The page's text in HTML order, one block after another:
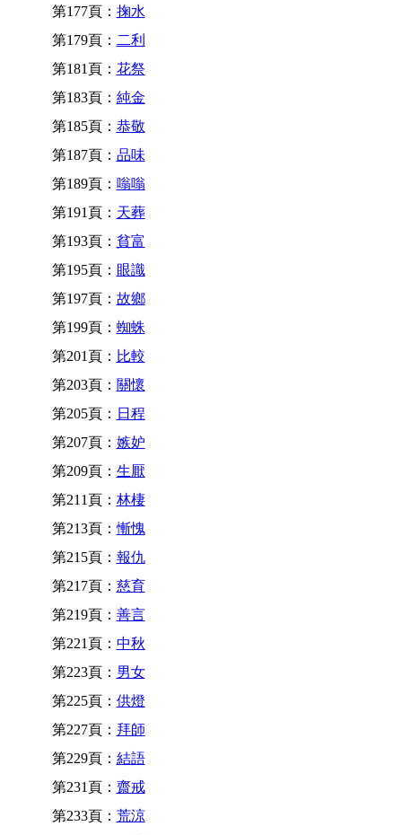
第177頁： 掬水
第179頁： 二利
第181頁： 花祭
第183頁： 純金
第185頁： 恭敬
第187頁： 品味
第189頁： 嗡嗡
第191頁： 天葬
第193頁： 貧富
第195頁： 眼識
第197頁： 故鄉
第199頁： 蜘蛛
第201頁： 比較
第203頁： 關懷
第205頁： 日程
第207頁： 嫉妒
第209頁： 生厭
第211頁： 林棲
第213頁：慚愧
第215頁： 報仇
第217頁： 慈育
第219頁： 善言
第221頁： 中秋
第223頁： 男女
第225頁： 供燈
第227頁： 拜師
第229頁： 結語
第231頁： 齋戒
第233頁： 荒涼